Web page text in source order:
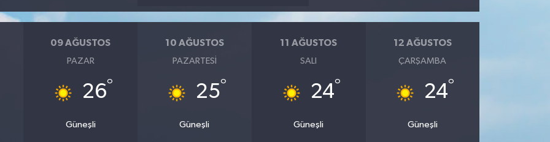
09 AĞUSTOS
PAZAR
26°
Güneşli
10 AĞUSTOS
PAZARTESI
25°
Güneşli
11 AĞUSTOS
SALI
24°
Güneşli
12 AĞUSTOS
ÇARŞAMBA
24°
Güneşli